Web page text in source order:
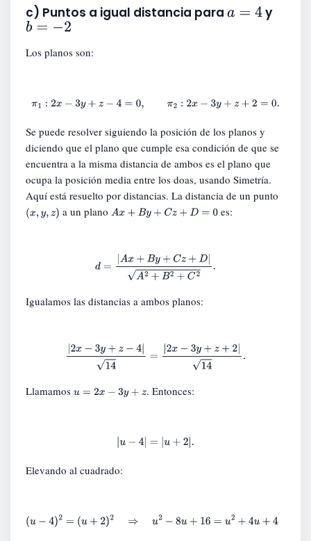
c) Puntos a igual distancia para a =4
y
b =− 2
Los planos son:
π1:2 x −3 y+z− 4= :2x − 3y +z +2=0.
Se puede resolver siguiendo la posición de los planos y
diciendo que el plano que cumple esa condición de que se
encuentra a la misma distancia de ambos es el plano que
ocupa la posición media entre los doas, usando Simetría.
Aquí está resuelto por distancias. La distancia de un punto
(x,y,z) a un plano Ax+B y+Cz+D= 0 es:
= A +By +Cz+D|A2+ B2 +C
Igualamos las distancias a ambos planos:
|2 x− 3y +z−4|14=| x−3 y+z+ 2|14 .
Llamamos u=2 x−3 y+ z . Entonces:
|u −4 |=| u+ 2|.
Elevando al cuadrado:
( u− 4)2 =( u+2 ⇒u 8u+16=u 2+ 4u +4 ⇒u =1.